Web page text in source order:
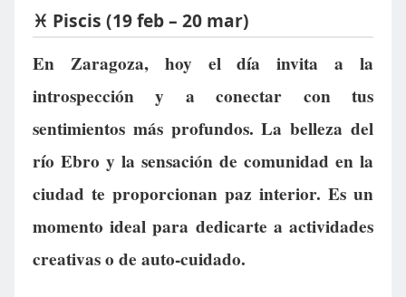
♓ Piscis (19 feb – 20 mar)
En Zaragoza, hoy el día invita a la
introspección y a conectar con tus
sentimientos más profundos. La belleza del
río Ebro y la sensación de comunidad en la
ciudad te proporcionan paz interior. Es un
momento ideal para dedicarte a actividades
creativas o de auto-cuidado.